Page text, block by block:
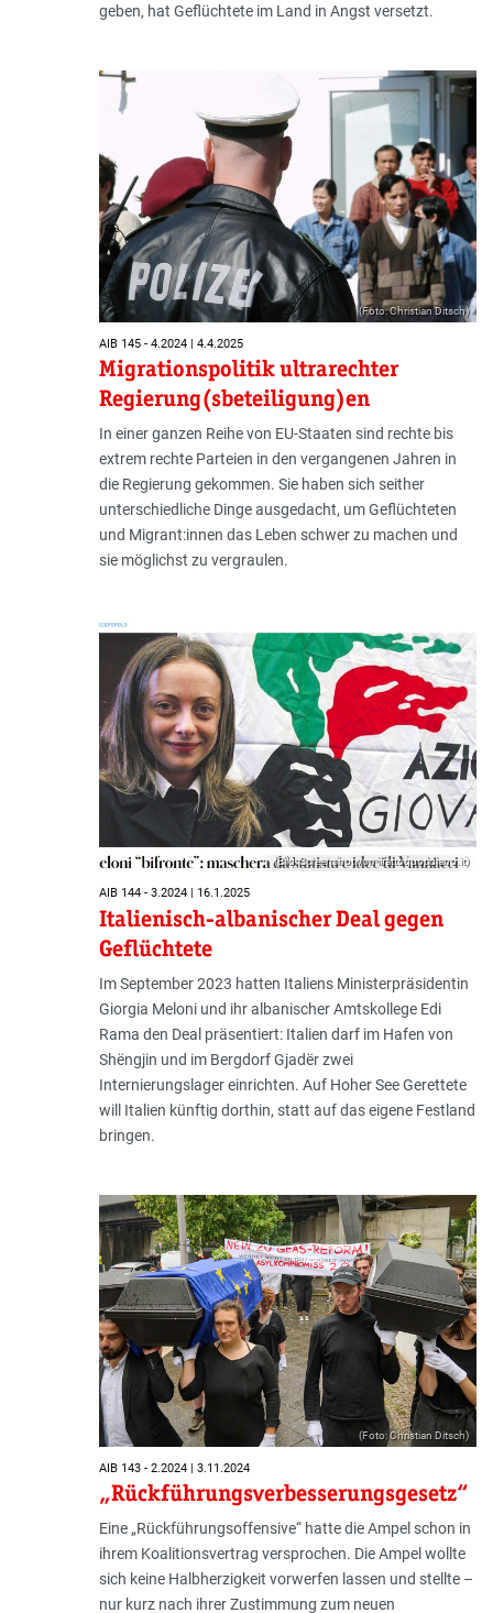
geben, hat Geflüchtete im Land in Angst versetzt.
(Foto: Christian Ditsch)
AIB 145 - 4.2024 | 4.4.2025
Migrationspolitik ultrarechter
Regierung(sbeteiligung)en
In einer ganzen Reihe von EU-Staaten sind rechte bis
extrem rechte Parteien in den vergangenen Jahren in
die Regierung gekommen. Sie haben sich seither
unterschiedliche Dinge ausgedacht, um Geflüchteten
und Migrant:innen das Leben schwer zu machen und
sie möglichst zu vergraulen.
(Bild: Screenshot von ilfattoquotidiano.it)
AIB 144 - 3.2024 | 16.1.2025
Italienisch-albanischer Deal gegen
Geflüchtete
Im September 2023 hatten Italiens Ministerpräsidentin
Giorgia Meloni und ihr albanischer Amtskollege Edi
Rama den Deal präsentiert: Italien darf im Hafen von
Shëngjin und im Bergdorf Gjadër zwei
Internierungslager einrichten. Auf Hoher See Gerettete
will Italien künftig dorthin, statt auf das eigene Festland
bringen.
(Foto: Christian Ditsch)
AIB 143 - 2.2024 | 3.11.2024
„Rückführungsverbesserungsgesetz“
Eine „Rückführungsoffensive“ hatte die Ampel schon in
ihrem Koalitionsvertrag versprochen. Die Ampel wollte
sich keine Halbherzigkeit vorwerfen lassen und stellte –
nur kurz nach ihrer Zustimmung zum neuen